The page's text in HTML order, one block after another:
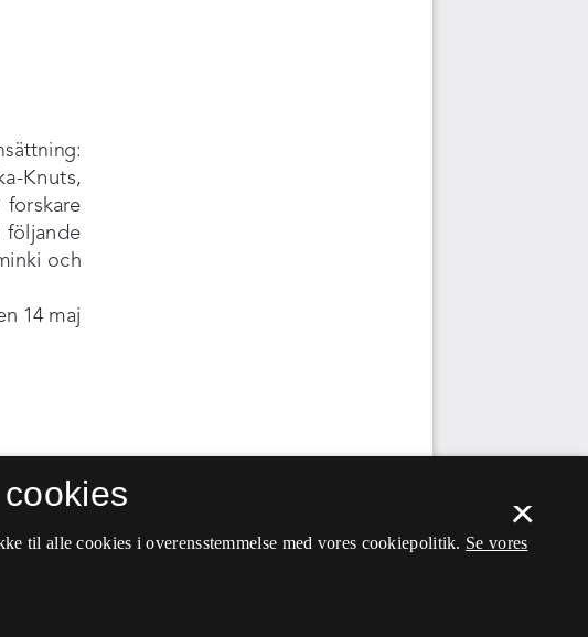
×
til alle cookies i overensstemmelse med vores cookiepolitik. Se vores